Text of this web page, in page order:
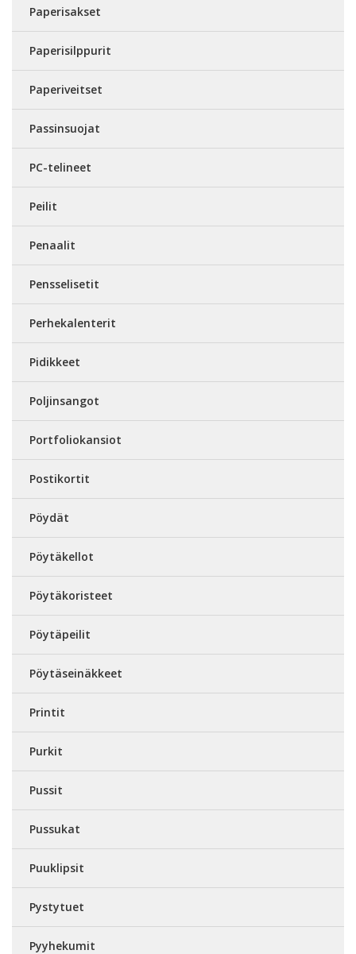
Paperisakset
Paperisilppurit
Paperiveitset
Passinsuojat
PC-telineet
Peilit
Penaalit
Pensselisetit
Perhekalenterit
Pidikkeet
Poljinsangot
Portfoliokansiot
Postikortit
Pöydät
Pöytäkellot
Pöytäkoristeet
Pöytäpeilit
Pöytäseinäkkeet
Printit
Purkit
Pussit
Pussukat
Puuklipsit
Pystytuet
Pyyhekumit